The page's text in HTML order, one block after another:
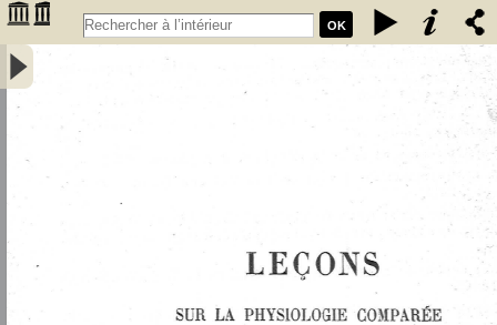
OK
Leçons sur la physiologie comparée de la respiration : professées au
Muséum d'histoire naturelle - Bert, Paul (1833-1886 ; médecin)